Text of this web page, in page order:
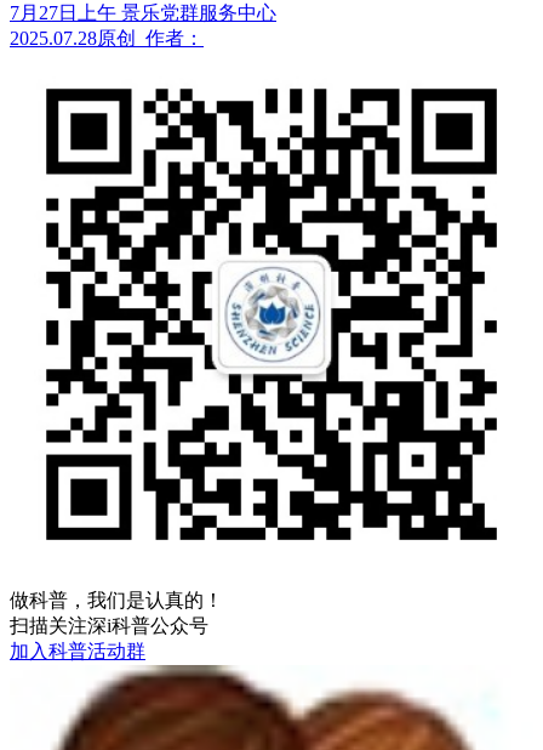
7月27日上午 景乐党群服务中心
2025.07.28原创 作者：
做科普，我们是认真的！
扫描关注深i科普公众号
加入科普活动群